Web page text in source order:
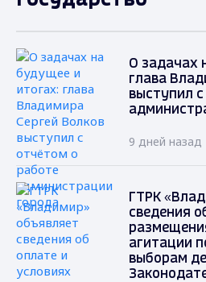
О задачах
глава
выступил
9 дней назад
ГТРК
сведения
агитации
выборам